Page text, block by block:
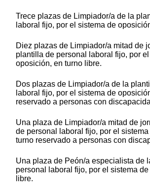
Trece plazas de Limpiador/a de la
laboral fijo, por el sistema de
Diez plazas de Limpiador/a mitad de
plantilla de personal laboral fijo, por
oposición, en turno libre.
Dos plazas de Limpiador/a de la
laboral fijo, por el sistema de
reservado a personas con
Una plaza de Limpiador/a mitad de
de personal laboral fijo, por el
turno reservado a personas con
Una plaza de Peón/a especialista de
personal laboral fijo, por el sistema
libre.